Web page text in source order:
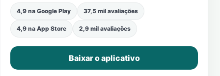
4,9 na Google Play 37,5 mil avaliações
4,9 na App Store 2,9 mil avaliações
Baixar o aplicativo